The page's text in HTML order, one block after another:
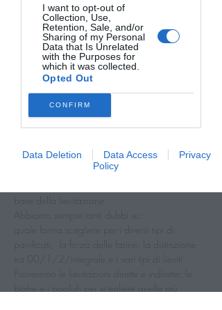
to third parties on theIAB’s List of
Downstream Participantsthat may
further disclose it to other third parties.
I want to opt-out of
Collection, Use,
Retention, Sale, and/or
Sharing of my Personal
Data that Is Unrelated
with the Purposes for
which it was collected.
Opted Out
CONFIRM
Data Deletion Data Access
Privacy
Policy
Scopri gli altri eventi
Orario & Sede
02 apr 2026, 19:30 – 22:30
Casale, Via Dalmazia, 64, 46037 Casale
MN, Italia
Info sull'evento
base della lievitazione
Abbiamo sempre tanti dubbi su:
quale farina scegliere per i diversi tipi di
panificati,  la forza delle farine, la distinzione
tra 00/1/2/integrale e i vari tipi di lieviti
Proveremo le lievitazioni dirette e indirette, le
bighe e i poolish per scegliere quelle più